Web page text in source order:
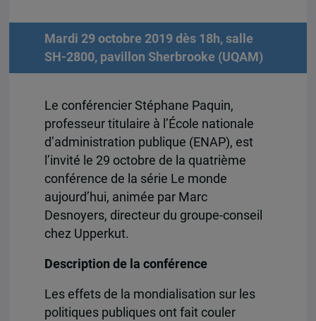
Mardi 29 octobre 2019 dès 18h, salle
SH-2800, pavillon Sherbrooke (UQAM)
Le conférencier Stéphane Paquin,
professeur titulaire à l’École nationale
d’administration publique (ENAP), est
l’invité le 29 octobre de la quatrième
conférence de la série Le monde
aujourd’hui, animée par Marc
Desnoyers, directeur du groupe-conseil
chez Upperkut.
Description de la conférence
Les effets de la mondialisation sur les
politiques publiques ont fait couler